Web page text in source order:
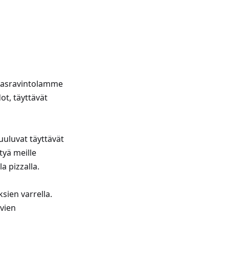
täyttävät
täyttävät
meille
pizzalla.
varrella.